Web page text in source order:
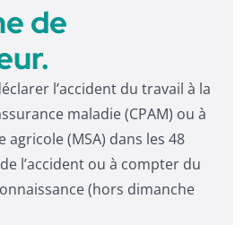
de
l’accident du travail à la
maladie (CPAM) ou à
agricole (MSA) dans les 48
l’accident ou à compter du
(hors dimanche